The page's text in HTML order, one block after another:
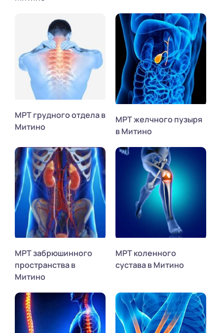
МРТ грудного отдела в
Митино
МРТ желчного пузыря
в Митино
МРТ забрюшинного
пространства в
Митино
МРТ коленного
сустава в Митино